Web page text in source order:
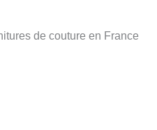
de couture en France